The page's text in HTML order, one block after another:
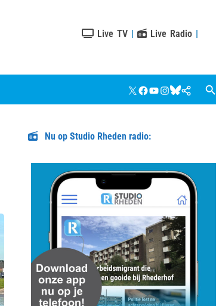
Live TV | Live Radio |
X Facebook
YouTube
Instagram
Bluesky
Google
Nieuws
Nu op Studio Rheden radio: